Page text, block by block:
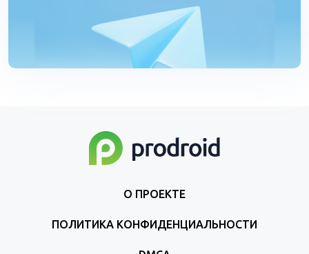
О ПРОЕКТЕ
ПОЛИТИКА КОНФИДЕНЦИАЛЬНОСТИ